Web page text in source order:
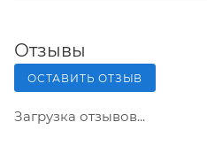
Отзывы
ОСТАВИТЬ ОТЗЫВ
Загрузка отзывов...